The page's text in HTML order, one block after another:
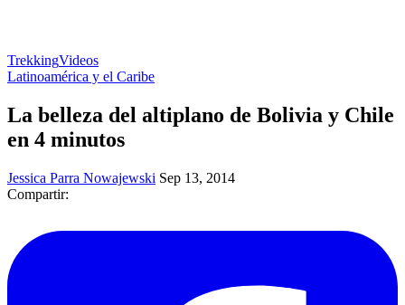
TrekkingVideos
Latinoamérica y el Caribe
La belleza del altiplano de Bolivia y Chile
en 4 minutos
Jessica Parra Nowajewski Sep 13, 2014
Compartir: